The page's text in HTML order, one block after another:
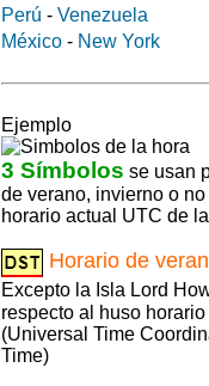
Perú - Venezuela
México - New York
Ejemplo
3 Símbolos se usan
de verano, invierno o
horario actual UTC de
Horario de
Excepto la Isla Lord
respecto al huso
(Universal Time
Time)